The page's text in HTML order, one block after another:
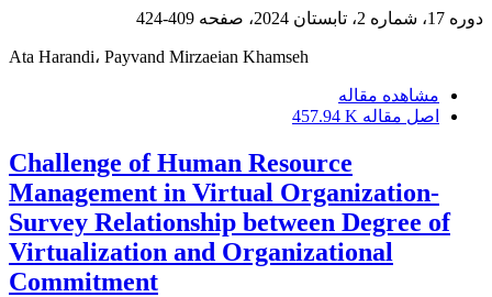
دوره 17، شماره 2، تابستان 2024، صفحه 409-424
Ata Harandi، Payvand Mirzaeian Khamseh
مشاهده مقاله
اصل مقاله 457.94 K
Challenge of Human Resource
Management in Virtual Organization-
Survey Relationship between Degree of
Virtualization and Organizational
Commitment